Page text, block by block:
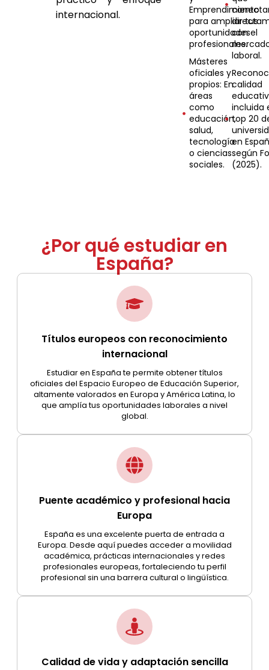
internacional.
Emprendimiento
para ampliar tus
oportunidades
profesionales.
Másteres
oficiales y
propios: En
áreas
como
educación,
salud,
tecnología
o ciencias
sociales.
con el
laboral.
calidad
incluida
top 20
en
según
(2025).
¿Por qué estudiar en
España?
Títulos europeos con reconocimiento
internacional
Estudiar en España te permite obtener títulos
oficiales del Espacio Europeo de Educación Superior,
altamente valorados en Europa y América Latina, lo
que amplía tus oportunidades laborales a nivel
global.
Puente académico y profesional hacia
Europa
España es una excelente puerta de entrada a
Europa. Desde aquí puedes acceder a movilidad
académica, prácticas internacionales y redes
profesionales europeas, fortaleciendo tu perfil
profesional sin una barrera cultural o lingüística.
Calidad de vida y adaptación sencilla